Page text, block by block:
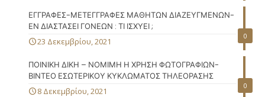
0
ΕΓΓΡΑΦΕΣ-ΜΕΤΕΓΓΡΑΦΕΣ ΜΑΘΗΤΩΝ ΔΙΑΖΕΥΓΜΕΝΩΝ-
ΕΝ ΔΙΑΣΤΑΣΕΙ ΓΟΝΕΩΝ : ΤΙ ΙΣΧΥΕΙ ;
23 Δεκεμβρίου, 2021
0
ΠΟΙΝΙΚΗ ΔΙΚΗ – ΝΟΜΙΜΗ Η ΧΡΗΣΗ ΦΩΤΟΓΡΑΦΙΩΝ-
ΒΙΝΤΕΟ ΕΣΩΤΕΡΙΚΟΥ ΚΥΚΛΩΜΑΤΟΣ ΤΗΛΕΟΡΑΣΗΣ
8 Δεκεμβρίου, 2021